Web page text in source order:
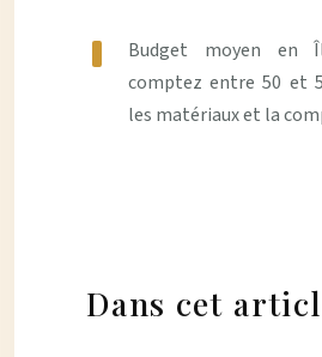
Budget moyen en
comptez entre 50 et
les matériaux et la
Dans cet